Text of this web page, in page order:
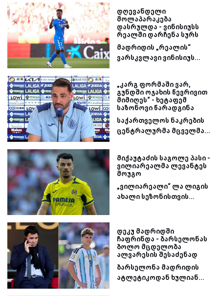
დღევანდელი
მოლაპარაკება
დასრულდა - ვინისიუსს
რეალში დარჩენა სურს
მადრიდის „რეალის“
ვარსკვლავი ვინისიუს...
„კარგ ფორმაში ვარ,
გუნდში ოჯახის წევრივით
მიმიღეს“ - ხეტაფემ
საზონოვი წარადგინა
საქართველოს ნაკრების
ცენტრალურმა მცველმა...
მიქაუტაძის საგოლე პასი -
ვილიარეალმა ლევანტეს
მოუგო
„ვილიარეალი“ ლა ლიგის
ახალი სეზონისთვის...
დეკუ მადრიდში
ჩაფრინდა - ბარსელონას
ბოლო მცდელობა
ალვარესის შესაძენად
ბარსელონა მადრიდის
ატლეტიკოდან ხულიან...